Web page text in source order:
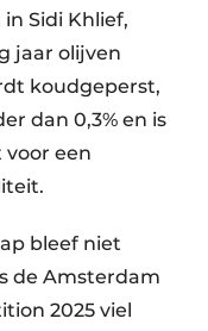
Sidi Khlief,
jaar olijven
koudgeperst,
dan 0,3% en is
een
bleef niet
de Amsterdam
2025 viel